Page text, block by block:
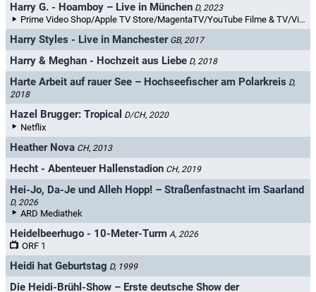
Harry G. - Hoamboy – Live in München D, 2023
Prime Video Shop/Apple TV Store/MagentaTV/YouTube Filme & TV/Videoload
Harry Styles - Live in Manchester GB, 2017
Harry & Meghan - Hochzeit aus Liebe D, 2018
Harte Arbeit auf rauer See – Hochseefischer am Polarkreis D,
2018
Hazel Brugger: Tropical D/CH, 2020
Netflix
Heather Nova CH, 2013
Hecht - Abenteuer Hallenstadion CH, 2019
Hei-Jo, Da-Je und Alleh Hopp! – Straßenfastnacht im Saarland
D, 2026
ARD Mediathek
Heidelbeerhugo - 10-Meter-Turm A, 2026
ORF 1
Heidi hat Geburtstag D, 1999
Die Heidi-Brühl-Show – Erste deutsche Show der